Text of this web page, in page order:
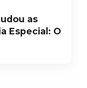
as
Especial: O